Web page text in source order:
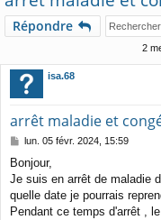
cis
s
Répondre
2
isa.68
arrêt maladie et
M
s
s
a
g
lun. 05 févr. 2024, 15:59
Bonjour,
Je suis en arrêt de maladie
quelle date je pourrais
Pendant ce temps d'arrêt ,